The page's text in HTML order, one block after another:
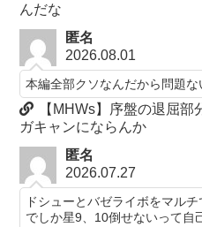
んだな
匿名
2026.08.01
本編全部クソなんだから問題
【MHWs】序盤の退屈
ガキャンにならんか
匿名
2026.07.27
ドシューとバゼライボをマル
でしか星9、10倒せないって自